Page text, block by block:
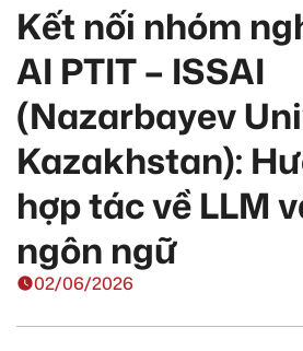
02/06/2026
Kết nối nhóm
AI PTIT – ISSAI
(Nazarbayev
Kazakhstan):
hợp tác về LLM
ngôn ngữ